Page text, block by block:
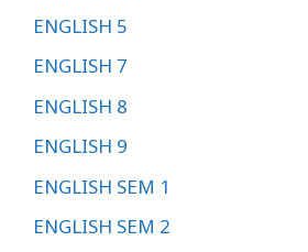
ENGLISH 5
ENGLISH 7
ENGLISH 8
ENGLISH 9
ENGLISH SEM 1
ENGLISH SEM 2